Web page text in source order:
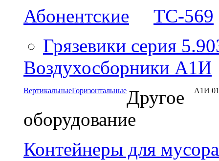
Абонентские
ТС-569
Грязевики серия
Воздухосборники А1И
ВертикальныеГоризонтальные А1И
Другое
оборудование
Контейнеры для мусора